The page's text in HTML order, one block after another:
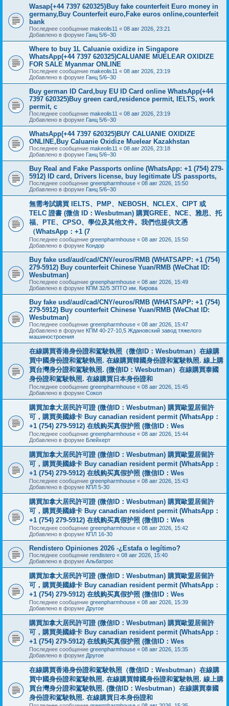
Wasap{+44 7397 620325}Buy fake counterfeit Euro money in
germany,Buy Counterfeit euro,Fake euros online,counterfeit
bank
Последнее сообщение makeolis11 « 08 авг 2026, 23:21
Добавлено в форуме Ганц 5/6–30
Where to buy 1L Caluanie oxidize in Singapore
WhatsApp(+44 7397 620325)CALUANIE MUELEAR OXIDIZE
FOR SALE Myanmar ONLINE
Последнее сообщение makeolis11 « 08 авг 2026, 23:19
Добавлено в форуме Ганц 5/6–30
Buy german ID Card,buy EU ID Card online WhatsApp(+44
7397 620325)Buy green card,residence permit, IELTS, work
permit, c
Последнее сообщение makeolis11 « 08 авг 2026, 23:19
Добавлено в форуме Ганц 5/6–30
WhatsApp(+44 7397 620325)BUY CALUANIE OXIDIZE
ONLINE,Buy Caluanie Oxidize Muelear Kazakhstan
Последнее сообщение makeolis11 « 08 авг 2026, 23:18
Добавлено в форуме Ганц 5/6–30
Buy Real and Fake Passports online (WhatsApp: +1 (754) 279-
5912) ID card, Drivers license, buy legitimate US passports,
Последнее сообщение greenpharmhouse « 08 авг 2026, 15:50
Добавлено в форуме Ганц 5/6–30
無需考試購買 IELTS、PMP、NEBOSH、NCLEX、CIPT 或
TELC 證書 (微信 ID：Wesbutman) 購買GREE、NCE、雅思、托
福、PTE、CPSO、學位及其他文件。我們也提供文憑
（WhatsApp：+1 (7
Последнее сообщение greenpharmhouse « 08 авг 2026, 15:50
Добавлено в форуме Кондор
Buy fake usd/aud/cad/CNY/euros/RMB (WHATSAPP: +1 (754)
279-5912) Buy counterfeit Chinese Yuan/RMB (WeChat ID:
Wesbutman)
Последнее сообщение greenpharmhouse « 08 авг 2026, 15:49
Добавлено в форуме КПМ 32/5 ЗПТО им. Кирова
Buy fake usd/aud/cad/CNY/euros/RMB (WHATSAPP: +1 (754)
279-5912) Buy counterfeit Chinese Yuan/RMB (WeChat ID:
Wesbutman)
Последнее сообщение greenpharmhouse « 08 авг 2026, 15:47
Добавлено в форуме КПМ 40-27-10,5 Ждановский завод тяжелого
машиностроения
在線購買香港身份證和駕駛執照（微信ID：Wesbutman）在線購
買中國身份證和駕駛執照. 在線購買韓國身份證和駕駛執照. 線上購
買台灣身分證和駕駛執照. (微信ID：Wesbutman）在線購買泰國
身份證和駕駛執照. 在線購買日本身份證和
Последнее сообщение greenpharmhouse « 08 авг 2026, 15:45
Добавлено в форуме Сокол
購買加拿大居民許可證 (微信ID：Wesbutman) 購買歐盟居留許
可，購買美國綠卡 Buy canadian resident permit (WhatsApp：
+1 (754) 279-5912) 在线购买真假护照 (微信ID：Wes
Последнее сообщение greenpharmhouse « 08 авг 2026, 15:44
Добавлено в форуме Блейхерт
購買加拿大居民許可證 (微信ID：Wesbutman) 購買歐盟居留許
可，購買美國綠卡 Buy canadian resident permit (WhatsApp：
+1 (754) 279-5912) 在线购买真假护照 (微信ID：Wes
Последнее сообщение greenpharmhouse « 08 авг 2026, 15:43
Добавлено в форуме КПЛ 5-30
購買加拿大居民許可證 (微信ID：Wesbutman) 購買歐盟居留許
可，購買美國綠卡 Buy canadian resident permit (WhatsApp：
+1 (754) 279-5912) 在线购买真假护照 (微信ID：Wes
Последнее сообщение greenpharmhouse « 08 авг 2026, 15:42
Добавлено в форуме КПЛ 16-30
Rendistero Opiniones 2026 -¿Estafa o legítimo?
Последнее сообщение rendistero « 08 авг 2026, 15:40
Добавлено в форуме Альбатрос
購買加拿大居民許可證 (微信ID：Wesbutman) 購買歐盟居留許
可，購買美國綠卡 Buy canadian resident permit (WhatsApp：
+1 (754) 279-5912) 在线购买真假护照 (微信ID：Wes
Последнее сообщение greenpharmhouse « 08 авг 2026, 15:39
Добавлено в форуме Другое
購買加拿大居民許可證 (微信ID：Wesbutman) 購買歐盟居留許
可，購買美國綠卡 Buy canadian resident permit (WhatsApp：
+1 (754) 279-5912) 在线购买真假护照 (微信ID：Wes
Последнее сообщение greenpharmhouse « 08 авг 2026, 15:35
Добавлено в форуме Другое
在線購買香港身份證和駕駛執照（微信ID：Wesbutman）在線購
買中國身份證和駕駛執照. 在線購買韓國身份證和駕駛執照. 線上購
買台灣身分證和駕駛執照. (微信ID：Wesbutman）在線購買泰國
身份證和駕駛執照. 在線購買日本身份證和